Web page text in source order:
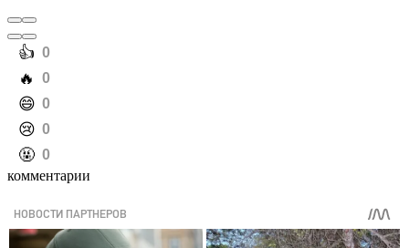
️👍 0
️🔥 0
️😄 0
️😢 0
️🤬 0
комментарии